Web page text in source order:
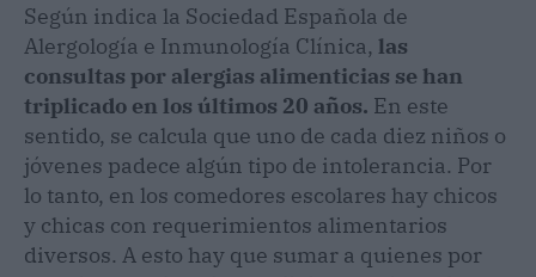
Según indica la Sociedad Española de
Alergología e Inmunología Clínica, las
consultas por alergias alimenticias se han
triplicado en los últimos 20 años. En este
sentido, se calcula que uno de cada diez niños o
jóvenes padece algún tipo de intolerancia. Por
lo tanto, en los comedores escolares hay chicos
y chicas con requerimientos alimentarios
diversos. A esto hay que sumar a quienes por